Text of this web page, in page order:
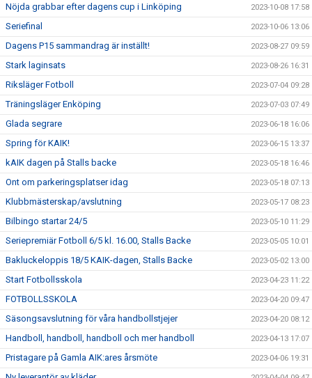
Nöjda grabbar efter dagens cup i Linköping 2023-10-08 17:58
Seriefinal 2023-10-06 13:06
Dagens P15 sammandrag är inställt! 2023-08-27 09:59
Stark laginsats 2023-08-26 16:31
Riksläger Fotboll 2023-07-04 09:28
Träningsläger Enköping 2023-07-03 07:49
Glada segrare 2023-06-18 16:06
Spring för KAIK! 2023-06-15 13:37
kAIK dagen på Stalls backe 2023-05-18 16:46
Ont om parkeringsplatser idag 2023-05-18 07:13
Klubbmästerskap/avslutning 2023-05-17 08:23
Bilbingo startar 24/5 2023-05-10 11:29
Seriepremiär Fotboll 6/5 kl. 16.00, Stalls Backe 2023-05-05 10:01
Bakluckeloppis 18/5 KAIK-dagen, Stalls Backe 2023-05-02 13:00
Start Fotbollsskola 2023-04-23 11:22
FOTBOLLSSKOLA 2023-04-20 09:47
Säsongsavslutning för våra handbollstjejer 2023-04-20 08:12
Handboll, handboll, handboll och mer handboll 2023-04-13 17:07
Pristagare på Gamla AIK:ares årsmöte 2023-04-06 19:31